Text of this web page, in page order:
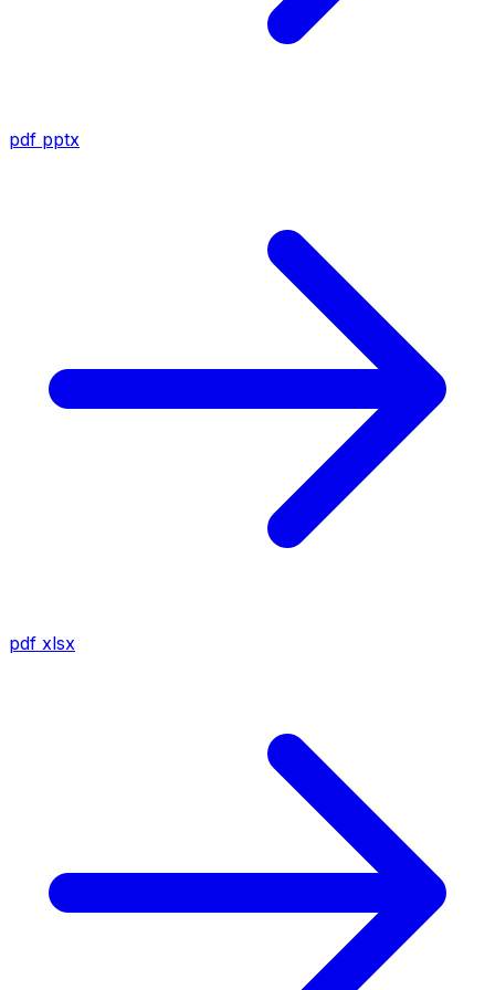
pdf pptx
pdf xlsx